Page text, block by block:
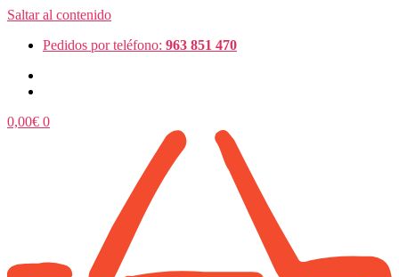
Saltar al contenido
Pedidos por teléfono: 963 851 470
0,00€ 0